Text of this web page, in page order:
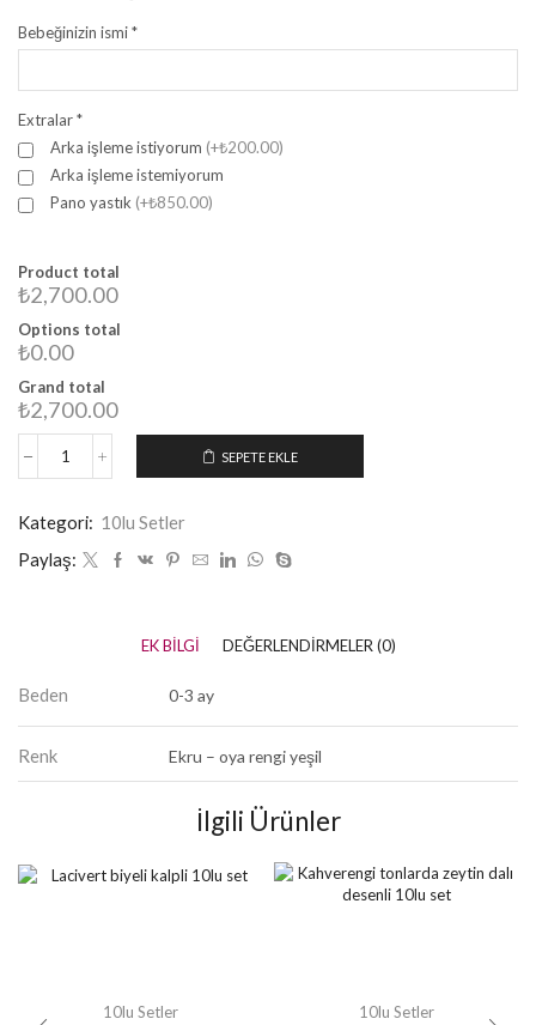
Bebeğinizin ismi*
Extralar*
Arka işleme istiyorum (+₺200.00)
Arka işleme istemiyorum
Pano yastık (+₺850.00)
Product total
₺2,700.00
Options total
₺0.00
Grand total
₺2,700.00
SEPETE EKLE
Kategori: 10lu Setler
Paylaş:
EK BILGI DEĞERLENDIRMELER (0)
Beden 0-3 ay
Renk Ekru – oya rengi yeşil
İlgili Ürünler
10lu Setler 10lu Setler